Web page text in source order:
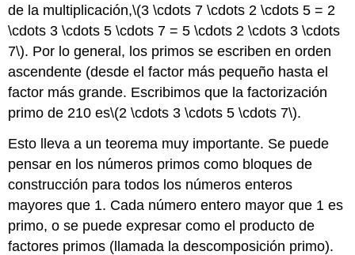
de la multiplicación,\(3 \cdots 7 \cdots 2 \cdots 5 = 2
\cdots 3 \cdots 5 \cdots 7 = 5 \cdots 2 \cdots 3 \cdots
7\). Por lo general, los primos se escriben en orden
ascendente (desde el factor más pequeño hasta el
factor más grande. Escribimos que la factorización
primo de 210 es\(2 \cdots 3 \cdots 5 \cdots 7\).
Esto lleva a un teorema muy importante. Se puede
pensar en los números primos como bloques de
construcción para todos los números enteros
mayores que 1. Cada número entero mayor que 1 es
primo, o se puede expresar como el producto de
factores primos (llamada la descomposición primo).